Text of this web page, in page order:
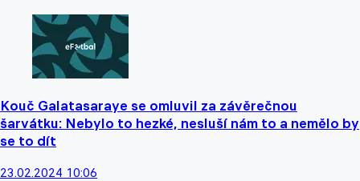
Kouč Galatasaraye se omluvil za závěrečnou
šarvátku: Nebylo to hezké, nesluší nám to a nemělo by
se to dít
23.02.2024 10:06